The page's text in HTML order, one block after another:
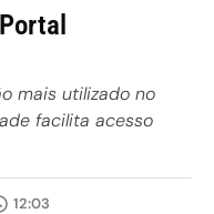
mais utilizado no
facilita acesso
12:03